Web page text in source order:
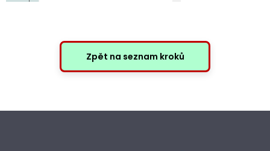
Zpět na seznam kroků